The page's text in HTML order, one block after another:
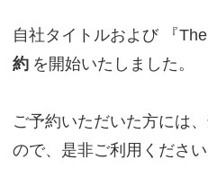
自社タイトルおよび 『
約 を開始いたしました。
ご予約いただいた方には
ので、是非ご利用ください